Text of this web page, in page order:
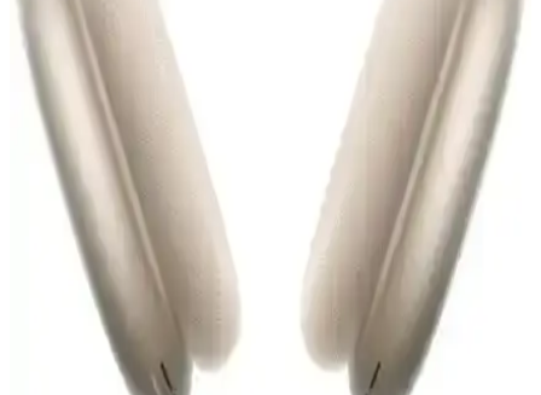
Airpods 4. nesil ve Bilişim Akademi silikon kılıfı karşılaştırması,
malzeme, koruma, uyumluluk ve tasarım özellikleriyle detaylı analiz
içerir.
AktarMobile ve Bilişim Akademi Airpods Silikon
Kılıfı Karşılaştırması ve Kullanıcı Yorumları
AktarMobile ve Bilişim Akademi Airpods silikon kılıflarını
malzeme, koruma ve kullanım açısından karşılaştırıyoruz, kullanıcı
yorumlarıyla ürünlerin avantaj ve dezavantajlarını ortaya koyuyoruz.
iPhone İçin En Uygun Kulaklık Seçenekleri ve
Kullanım İpuçları Rehberi
iPhone uyumlu kulaklıklar, ses kalitesi ve konfor açısından detaylı
seçenekler ve ipuçlarıyla, kullanıcıların ihtiyaçlarına uygun en iyi
kulaklıkları seçmesine yardımcı oluyor.